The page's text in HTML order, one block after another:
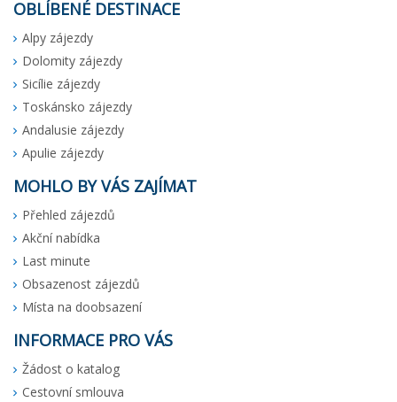
OBLÍBENÉ DESTINACE
Alpy zájezdy
Dolomity zájezdy
Sicílie zájezdy
Toskánsko zájezdy
Andalusie zájezdy
Apulie zájezdy
MOHLO BY VÁS ZAJÍMAT
Přehled zájezdů
Akční nabídka
Last minute
Obsazenost zájezdů
Místa na doobsazení
INFORMACE PRO VÁS
Žádost o katalog
Cestovní smlouva